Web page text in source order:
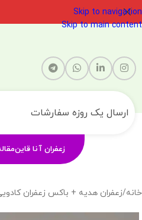
Skip to navigation
Skip to main content
ارسال یک روزه سفارشات
زعفران آنا قاین
خانه/زعفران هدیه + باکس زعفران کادویی [43 مدل جعبه